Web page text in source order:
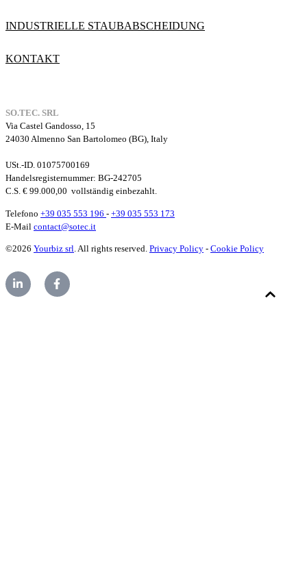
INDUSTRIELLE STAUBABSCHEIDUNG
KONTAKT
SO.TEC. SRL
Via Castel Gandosso, 15
24030 Almenno San Bartolomeo (BG), Italy
USt.-ID. 01075700169
Handelsregisternummer: BG-242705
C.S. € 99.000,00 vollständig einbezahlt.
Telefono +39 035 553 196 - +39 035 553 173
E-Mail contact@sotec.it
©2026 Yourbiz srl. All rights reserved. Privacy Policy - Cookie Policy